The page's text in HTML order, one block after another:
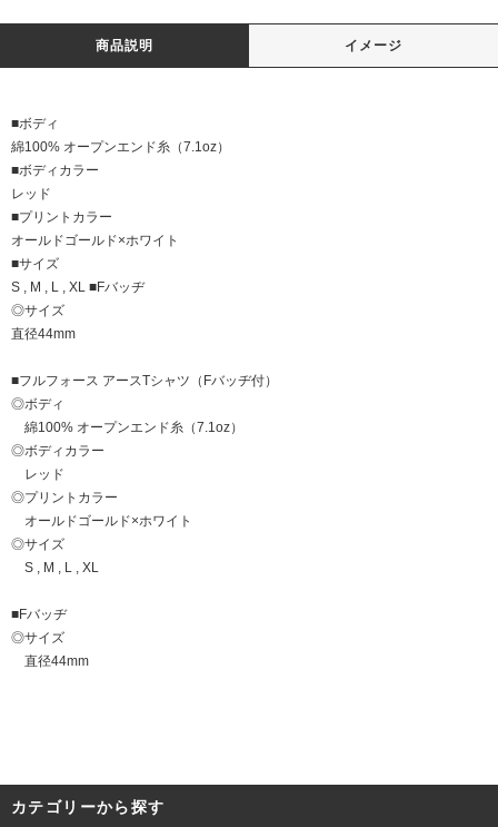
商品説明 イメージ
■ボディ
綿100% オープンエンド糸（7.1oz）
■ボディカラー
レッド
■プリントカラー
オールドゴールド×ホワイト
■サイズ
S , M , L , XL ■Fバッヂ
◎サイズ
直径44mm
■フルフォース アースTシャツ（Fバッヂ付）
◎ボディ
綿100% オープンエンド糸（7.1oz）
◎ボディカラー
レッド
◎プリントカラー
オールドゴールド×ホワイト
◎サイズ
S , M , L , XL
■Fバッヂ
◎サイズ
直径44mm
カテゴリーから探す